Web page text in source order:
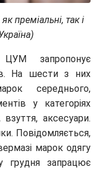
преміальні, так і
ЦУМ запропонує
На шести з них
середнього,
у категоріях
взуття, аксесуари.
Повідомляється,
марок одягу
грудня запрацює